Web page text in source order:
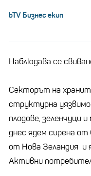
bTV Бизнес екип
Наблюдава се
Секторът на
структурна
плодове, зеленчуци
днес ядем сирена
от Нова Зеландия
Активни